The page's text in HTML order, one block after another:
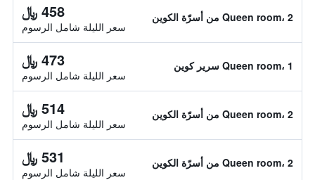
Queen room، 2 من أسرّة الكوين 458 ﷼
سعر الليلة شامل الرسوم
Queen room، 1 سرير كوين 473 ﷼
سعر الليلة شامل الرسوم
Queen room، 2 من أسرّة الكوين 514 ﷼
سعر الليلة شامل الرسوم
Queen room، 2 من أسرّة الكوين 531 ﷼
سعر الليلة شامل الرسوم